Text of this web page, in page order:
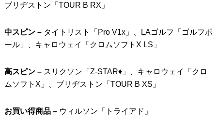
ブリヂストン「TOUR B RX」
中スピン – タイトリスト「Pro V1x」、LAゴルフ「ゴルフボ
ール」、キャロウェイ「クロムソフトX LS」
高スピン – スリクソン「Z-STAR♦」、キャロウェイ「クロ
ムソフトX」、ブリヂストン「TOUR B XS」
お買い得商品 – ウィルソン「トライアド」